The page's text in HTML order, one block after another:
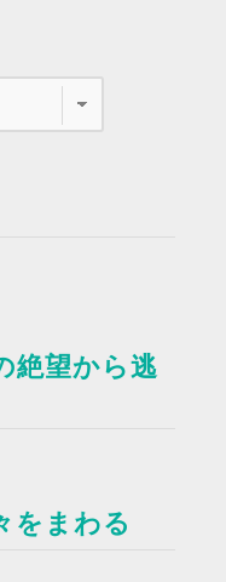
絶望から逃
をまわる